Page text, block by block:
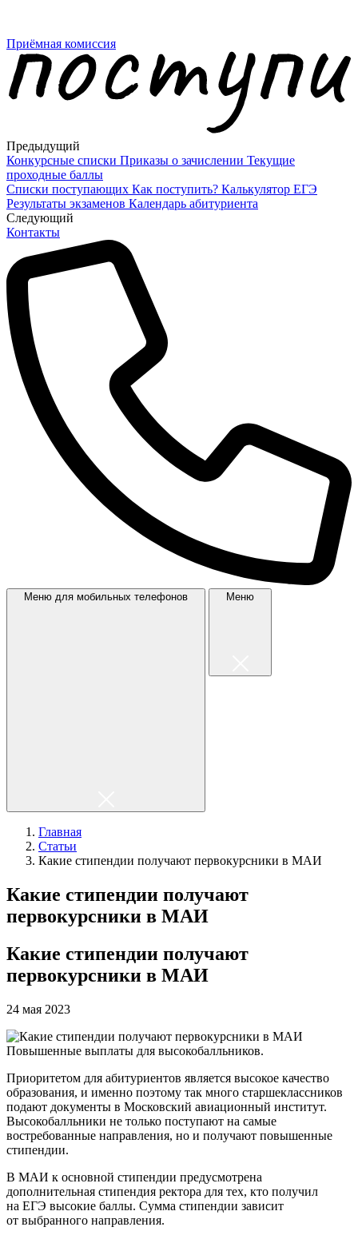
Приёмная комиссия
Предыдущий
Конкурсные списки Приказы о зачислении Текущие
проходные баллы
Списки поступающих Как поступить? Калькулятор ЕГЭ
Результаты экзаменов Календарь абитуриента
Cледующий
Контакты
Меню для мобильных телефонов Меню
Главная
Статьи
Какие стипендии получают первокурсники в МАИ
Какие стипендии получают
первокурсники в МАИ
Какие стипендии получают
первокурсники в МАИ
24 мая 2023
Повышенные выплаты для высокобалльников.
Приоритетом для абитуриентов является высокое качество
образования, и именно поэтому так много старшеклассников
подают документы в Московский авиационный институт.
Высокобалльники не только поступают на самые
востребованные направления, но и получают повышенные
стипендии.
В МАИ к основной стипендии предусмотрена
дополнительная стипендия ректора для тех, кто получил
на ЕГЭ высокие баллы. Сумма стипендии зависит
от выбранного направления.